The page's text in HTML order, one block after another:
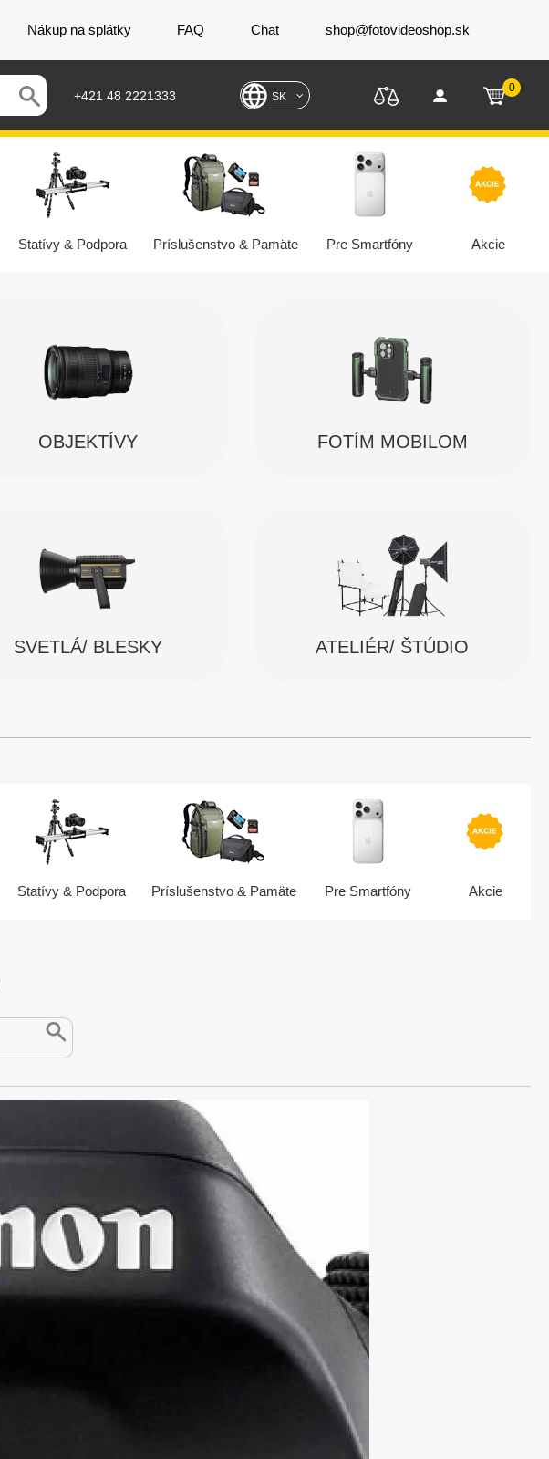
Nákup na splátky FAQ Chat shop@fotovideoshop.sk
+421 48 2221333 SK
0
Statívy & Podpora Príslušenstvo & Pamäte Pre Smartfóny Akcie
OBJEKTÍVY FOTÍM MOBILOM
SVETLÁ/ BLESKY ATELIÉR/ ŠTÚDIO
Statívy & Podpora Príslušenstvo & Pamäte Pre Smartfóny Akcie